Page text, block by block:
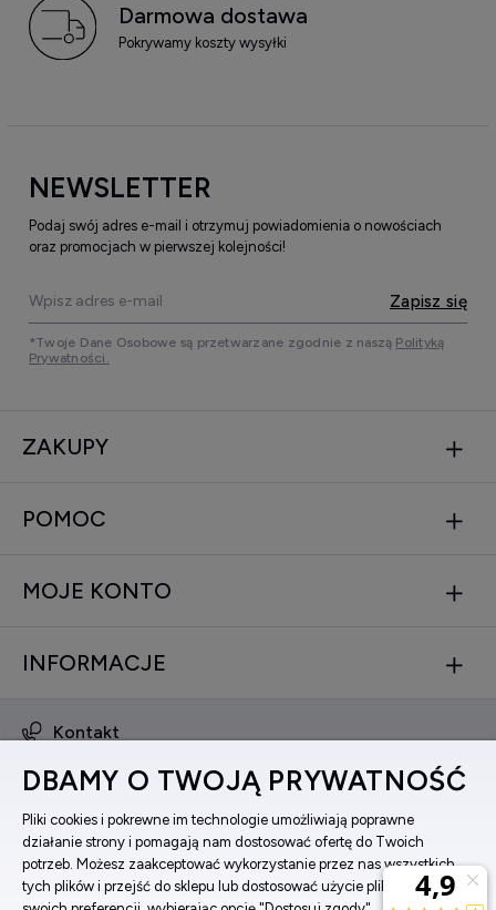
Darmowa dostawa
Pokrywamy koszty wysyłki
NEWSLETTER
Podaj swój adres e-mail i otrzymuj powiadomienia o nowościach
oraz promocjach w pierwszej kolejności!
Zapisz się
*Twoje Dane Osobowe są przetwarzane zgodnie z naszą Polityką
Prywatności.
ZAKUPY
POMOC
MOJE KONTO
INFORMACJE
Kontakt
ul. Bema 5, 33-100 Tarnów, woj. małopolskie
Facebook
Instagram
DBAMY O TWOJĄ PRYWATNOŚĆ
Pliki cookies i pokrewne im technologie umożliwiają poprawne
działanie strony i pomagają nam dostosować ofertę do Twoich
potrzeb. Możesz zaakceptować wykorzystanie przez nas wszystkich
tych plików i przejść do sklepu lub dostosować użycie plików do